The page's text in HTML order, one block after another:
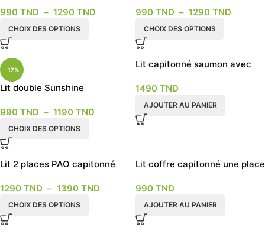
990 TND – 1290 TND
CHOIX DES OPTIONS
990 TND – 1290 TND
CHOIX DES OPTIONS
-17%
Lit double Sunshine
990 TND – 1190 TND
CHOIX DES OPTIONS
Lit capitonné saumon avec
1490 TND
AJOUTER AU PANIER
Lit 2 places PAO capitonné
1290 TND – 1390 TND
CHOIX DES OPTIONS
Lit coffre capitonné une place
990 TND
AJOUTER AU PANIER